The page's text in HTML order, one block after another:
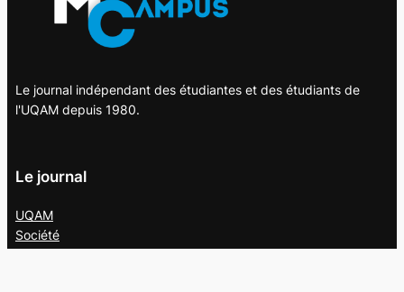
Le journal indépendant des étudiantes et des étudiants de
l'UQAM depuis 1980.
Le journal
UQAM
Société